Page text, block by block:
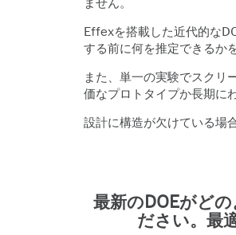
Effexを搭載した近代的な
する前に何を推定できるか
また、単一の実験でスクリ
価なプロトタイプか長期に
設計に構造が欠けている場
最新のDOEがど
ださい。最